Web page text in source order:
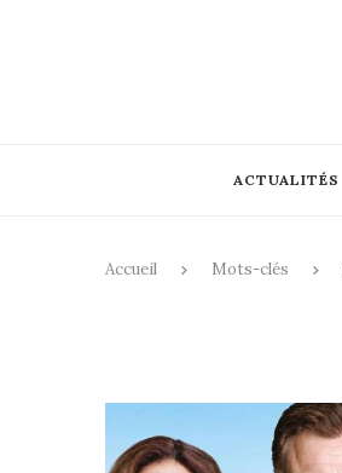
ACTUALITÉS
Accueil Mots-clés